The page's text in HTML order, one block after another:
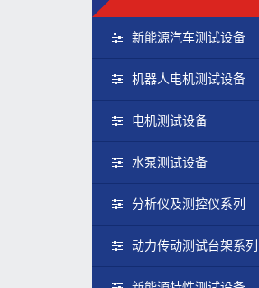
新能源汽车测试设备
机器人电机测试设备
电机测试设备
水泵测试设备
分析仪及测控仪系列
动力传动测试台架系列